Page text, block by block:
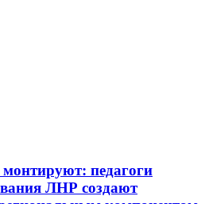
педагоги
ЛНР создают